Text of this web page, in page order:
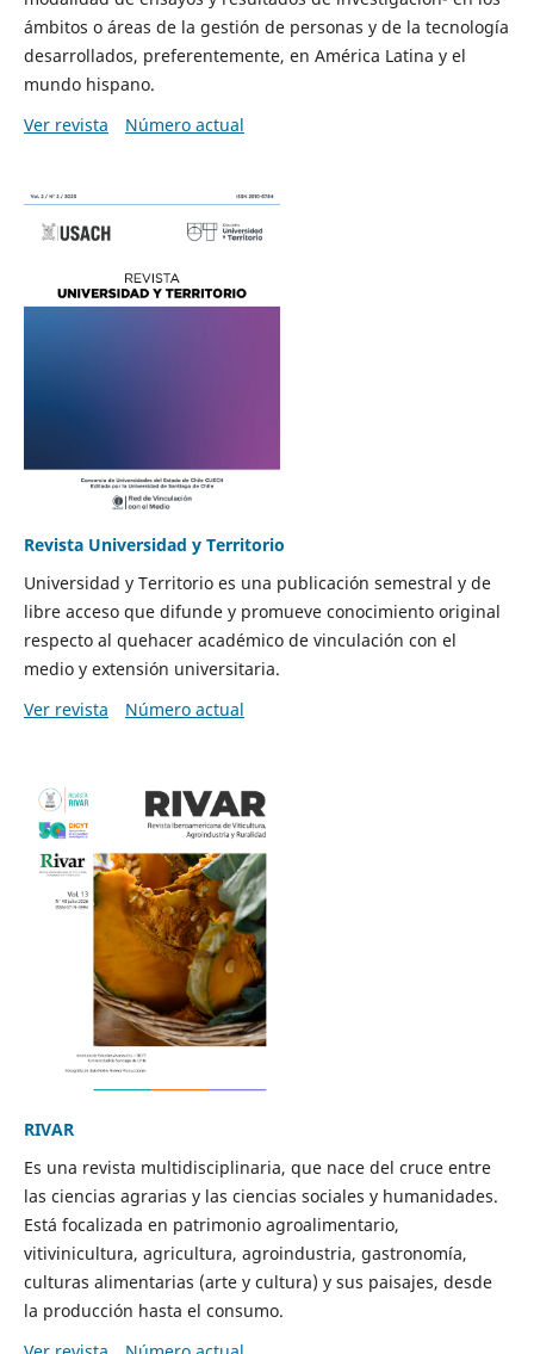
ámbitos o áreas de la gestión de personas y de la tecnología
desarrollados, preferentemente, en América Latina y el
mundo hispano.
Ver revista
Número actual
Revista Universidad y Territorio
Universidad y Territorio es una publicación semestral y de
libre acceso que difunde y promueve conocimiento original
respecto al quehacer académico de vinculación con el
medio y extensión universitaria.
Ver revista
Número actual
RIVAR
Es una revista multidisciplinaria, que nace del cruce entre
las ciencias agrarias y las ciencias sociales y humanidades.
Está focalizada en patrimonio agroalimentario,
vitivinicultura, agricultura, agroindustria, gastronomía,
culturas alimentarias (arte y cultura) y sus paisajes, desde
la producción hasta el consumo.